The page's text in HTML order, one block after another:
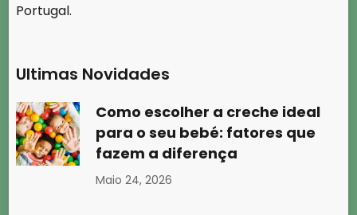
Portugal.
Ultimas Novidades
Como escolher a creche ideal
para o seu bebé: fatores que
fazem a diferença
Maio 24, 2026